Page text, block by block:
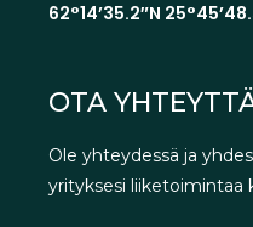
62°14’35.2″N
OTA
Ole yhteydessä ja
yrityksesi liiketoimintaa